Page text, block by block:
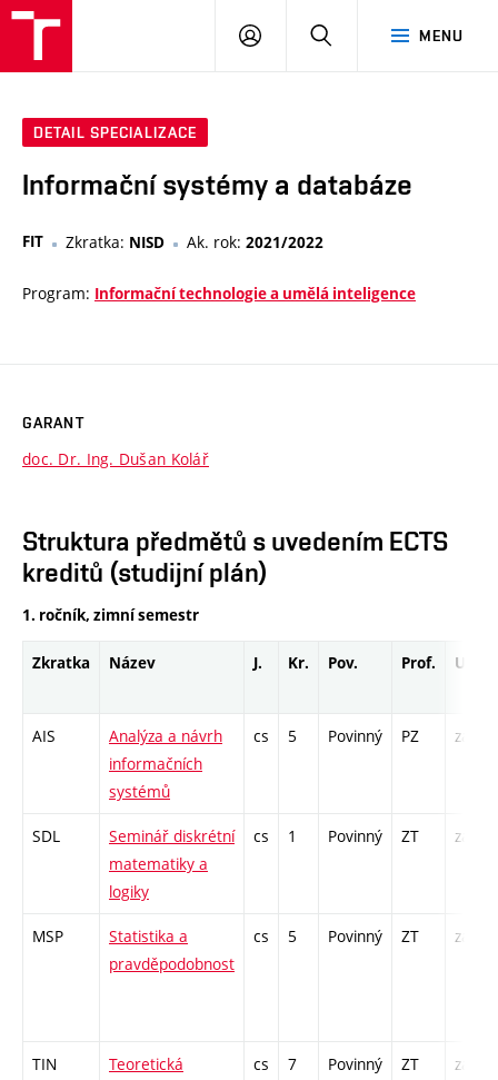
MENU
PŘIHLÁSIT
DETAIL SPECIALIZACE
Informační systémy a databáze
FIT Zkratka: NISD Ak. rok: 2021/2022
Program: Informační technologie a umělá inteligence
GARANT
doc. Dr. Ing. Dušan Kolář
Struktura předmětů s uvedením ECTS
kreditů (studijní plán)
1. ročník, zimní semestr
Zkratka Název J. Kr. Pov. Prof. Uk.
AIS
Analýza a návrh
informačních
systémů
cs 5 Povinný PZ zá,zk
SDL
Seminář diskrétní
matematiky a
logiky
cs 1 Povinný ZT zá
MSP
Statistika a
pravděpodobnost
cs 5 Povinný ZT zá,zk
TIN
Teoretická
cs 7 Povinný ZT zá,zk